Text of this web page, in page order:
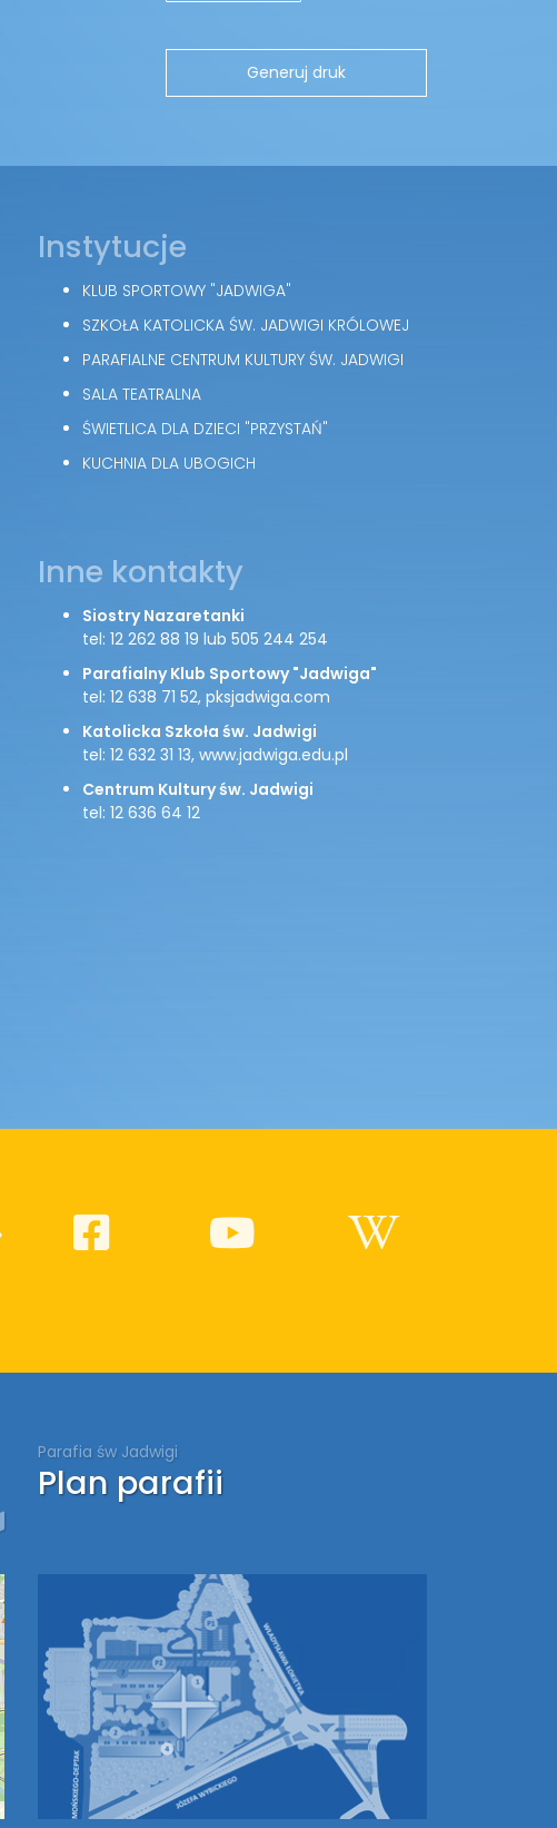
Instytucje
KLUB SPORTOWY "JADWIGA"
SZKOŁA KATOLICKA ŚW. JADWIGI KRÓLOWEJ
PARAFIALNE CENTRUM KULTURY ŚW. JADWIGI
SALA TEATRALNA
ŚWIETLICA DLA DZIECI "PRZYSTAŃ"
KUCHNIA DLA UBOGICH
Inne kontakty
Siostry Nazaretanki
tel: 12 262 88 19 lub 505 244 254
Parafialny Klub Sportowy "Jadwiga"
tel: 12 638 71 52, pksjadwiga.com
Katolicka Szkoła św. Jadwigi
tel: 12 632 31 13, www.jadwiga.edu.pl
Centrum Kultury św. Jadwigi
tel: 12 636 64 12
Parafia św Jadwigi
Plan parafii